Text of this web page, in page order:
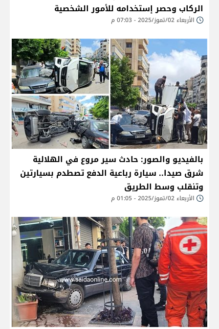
الركاب وحصر إستخدامه للأمور الشخصية
الأربعاء 02/تموز/2025 - 07:03 م
بالفيديو والصور: حادث سير مروع في الهلالية
شرق صيدا.. سيارة رباعية الدفع تصطدم بسيارتين
وتنقلب وسط الطريق
الأربعاء 02/تموز/2025 - 01:05 م